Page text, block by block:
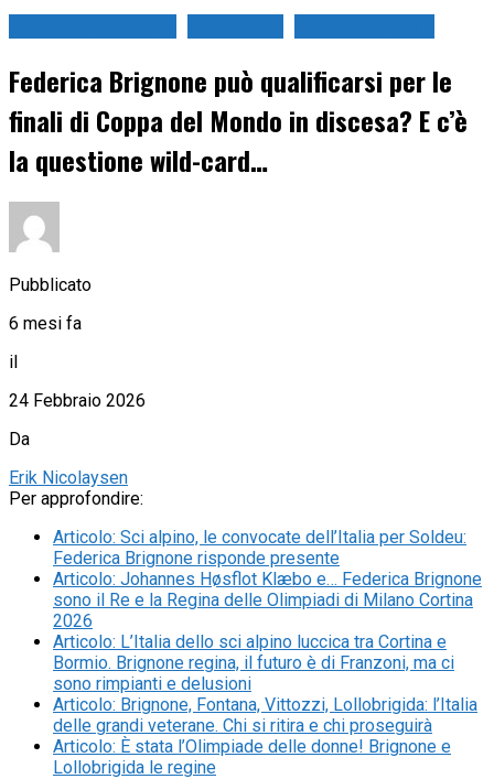
Federica Brignone può qualificarsi per le
finali di Coppa del Mondo in discesa? E c’è
la questione wild-card…
Pubblicato
6 mesi fa
il
24 Febbraio 2026
Da
Erik Nicolaysen
Per approfondire:
Articolo: Sci alpino, le convocate dell’Italia per Soldeu:
Federica Brignone risponde presente
Articolo: Johannes Høsflot Klæbo e… Federica Brignone
sono il Re e la Regina delle Olimpiadi di Milano Cortina
2026
Articolo: L’Italia dello sci alpino luccica tra Cortina e
Bormio. Brignone regina, il futuro è di Franzoni, ma ci
sono rimpianti e delusioni
Articolo: Brignone, Fontana, Vittozzi, Lollobrigida: l’Italia
delle grandi veterane. Chi si ritira e chi proseguirà
Articolo: È stata l’Olimpiade delle donne! Brignone e
Lollobrigida le regine